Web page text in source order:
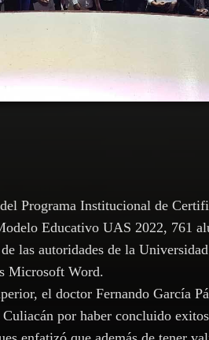
Programa Institucional de
Educativo UAS 2022, 761
las autoridades de la
Microsoft Word.
el doctor Fernando García
por haber concluido